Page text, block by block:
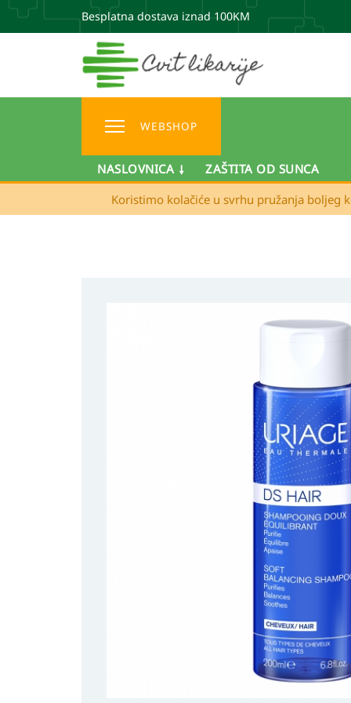
Besplatna dostava iznad 100KM
WEBSHOP
NASLOVNICA ZAŠTITA OD SUNCA
Koristimo kolačiće u svrhu pružanja boljeg